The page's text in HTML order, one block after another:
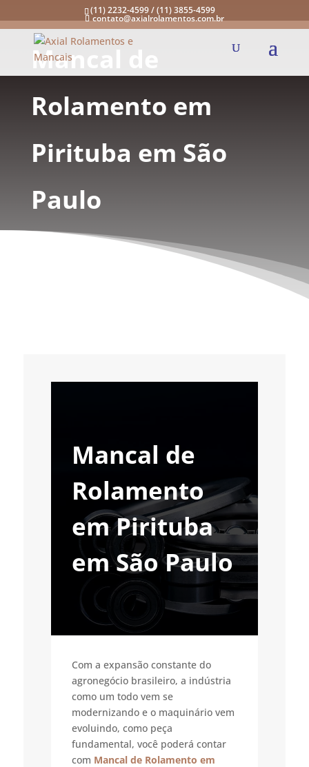
(11) 2232-4599 / (11) 3855-4599
contato@axialrolamentos.com.br
Mancal de
Rolamento em
Pirituba em São
Paulo
Mancal de
Rolamento
em Pirituba
em São Paulo
Com a expansão constante do
agronegócio brasileiro, a indústria
como um todo vem se
modernizando e o maquinário vem
evoluindo, como peça
fundamental, você poderá contar
com Mancal de Rolamento em